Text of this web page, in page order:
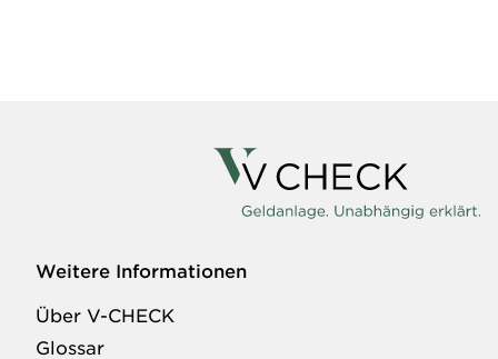
Weitere Informationen
Über V-CHECK
Glossar